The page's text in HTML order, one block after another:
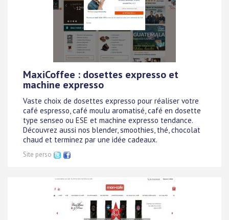
MaxiCoffee : dosettes expresso et
machine expresso
Vaste choix de dosettes expresso pour réaliser votre
café espresso, café moulu aromatisé, café en dosette
type senseo ou ESE et machine expresso tendance.
Découvrez aussi nos blender, smoothies, thé, chocolat
chaud et terminez par une idée cadeaux.
Site perso